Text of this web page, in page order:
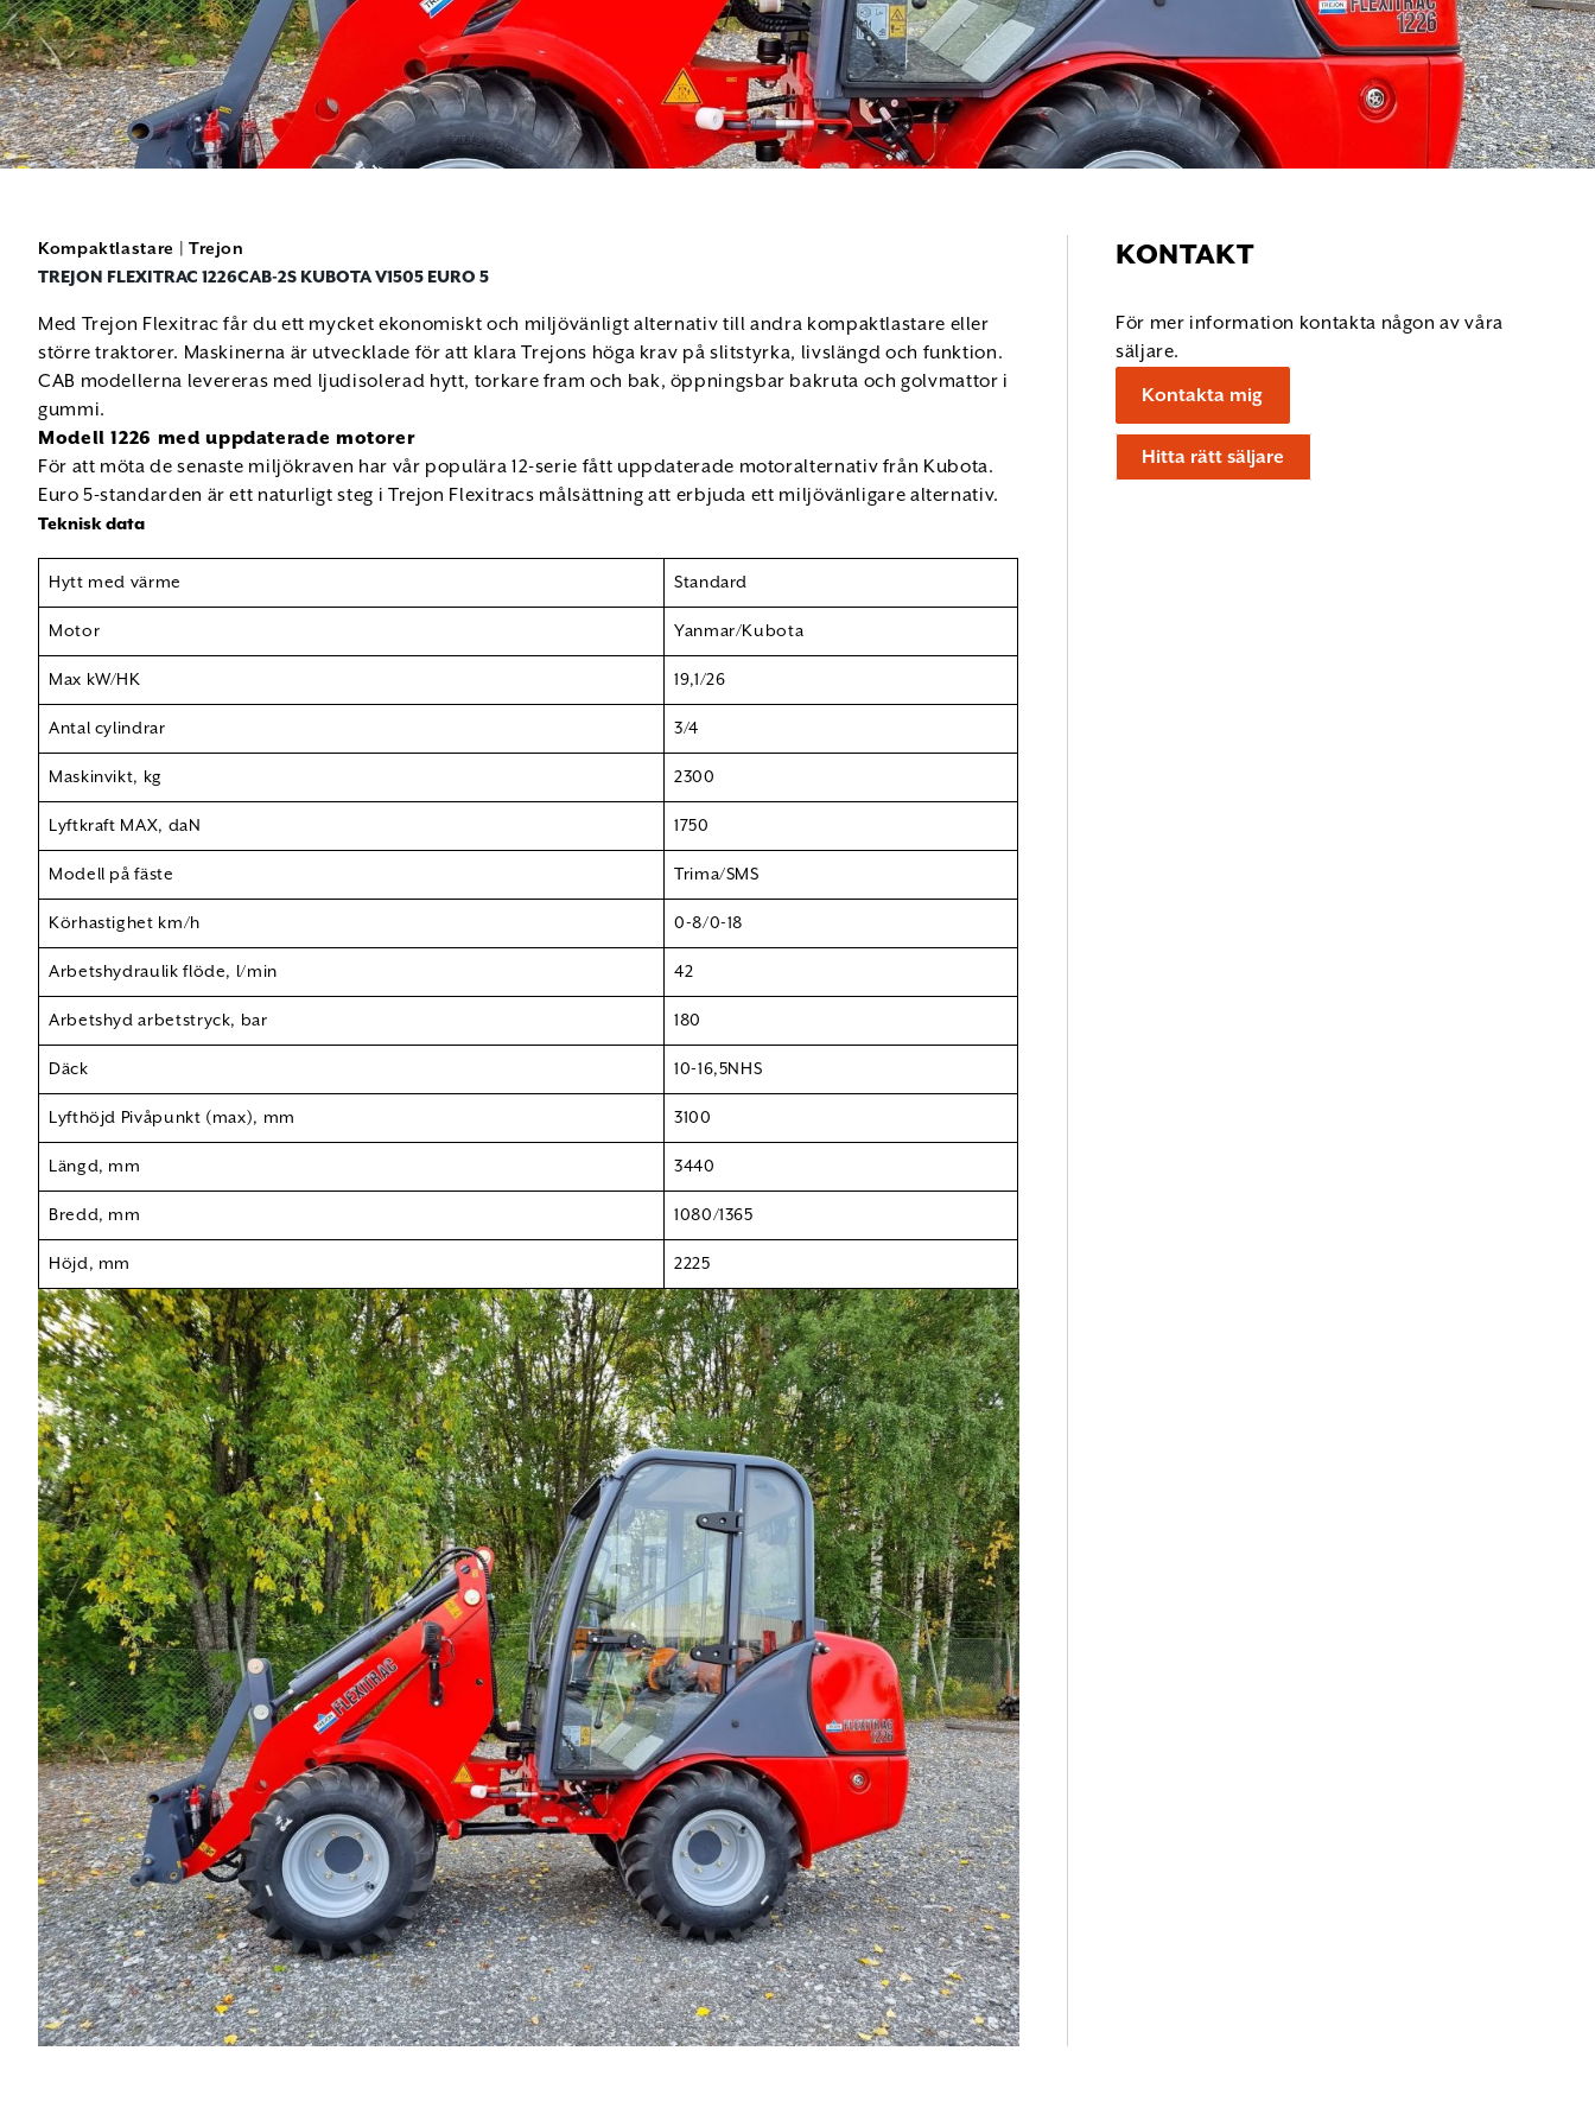
Kompaktlastare
Trejon
TREJON FLEXITRAC 1226CAB-2S KUBOTA V1505 EURO 5
Med Trejon Flexitrac får du ett mycket ekonomiskt och miljövänligt alternativ till andra kompaktlastare eller
större traktorer. Maskinerna är utvecklade för att klara Trejons höga krav på slitstyrka, livslängd och funktion.
CAB modellerna levereras med ljudisolerad hytt, torkare fram och bak, öppningsbar bakruta och golvmattor i
gummi.
Modell 1226 med uppdaterade motorer
För att möta de senaste miljökraven har vår populära 12-serie fått uppdaterade motoralternativ från Kubota.
Euro 5-standarden är ett naturligt steg i Trejon Flexitracs målsättning att erbjuda ett miljövänligare alternativ.
Teknisk data
Hytt med värme Standard
Motor Yanmar/Kubota
Max kW/HK 19,1/26
Antal cylindrar 3/4
Maskinvikt, kg 2300
Lyftkraft MAX, daN 1750
Modell på fäste Trima/SMS
Körhastighet km/h 0-8/0-18
Arbetshydraulik flöde, l/min 42
Arbetshyd arbetstryck, bar 180
Däck 10-16,5NHS
Lyfthöjd Pivåpunkt (max), mm 3100
Längd, mm 3440
Bredd, mm 1080/1365
Höjd, mm 2225
KONTAKT
För mer information kontakta någon av våra
säljare.
Kontakta mig
Hitta rätt säljare